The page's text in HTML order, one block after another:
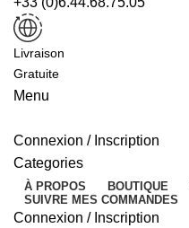
Livraison
Gratuite
Menu
Connexion / Inscription
Categories
À PROPOS BOUTIQUE
SUIVRE MES COMMANDES
Connexion / Inscription